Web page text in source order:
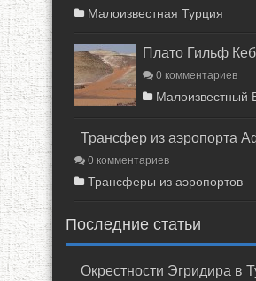
Малоизвестная Турция
0 комментариев
Малоизвестный
Трансфер из аэропорта
0 комментариев
Трансферы из аэропортов
Последние статьи
Окрестности Эгридира в